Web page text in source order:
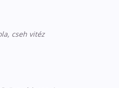
cseh vitéz